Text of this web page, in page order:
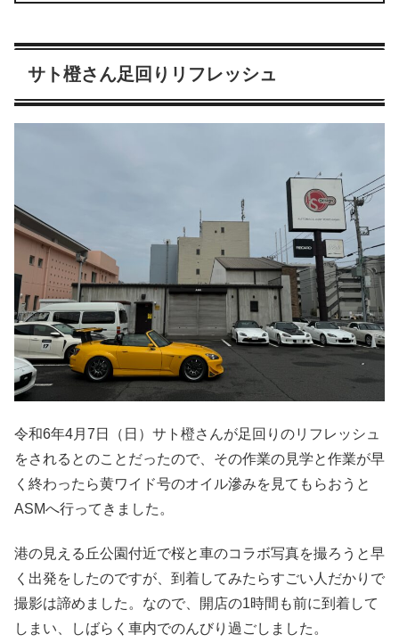
サト橙さん足回りリフレッシュ
令和6年4月7日（日）サト橙さんが足回りのリフレッシュ
をされるとのことだったので、その作業の見学と作業が早
く終わったら黄ワイド号のオイル滲みを見てもらおうと
ASMへ行ってきました。
港の見える丘公園付近で桜と車のコラボ写真を撮ろうと早
く出発をしたのですが、到着してみたらすごい人だかりで
撮影は諦めました。なので、開店の1時間も前に到着して
しまい、しばらく車内でのんびり過ごしました。